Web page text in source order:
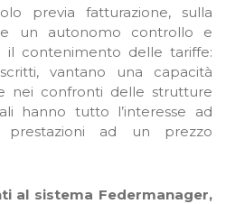
previa fatturazione, sulla
un autonomo controllo e
il contenimento delle tariffe:
vantano una capacità
nei confronti delle strutture
hanno tutto l’interesse ad
prestazioni ad un prezzo
al sistema Federmanager,